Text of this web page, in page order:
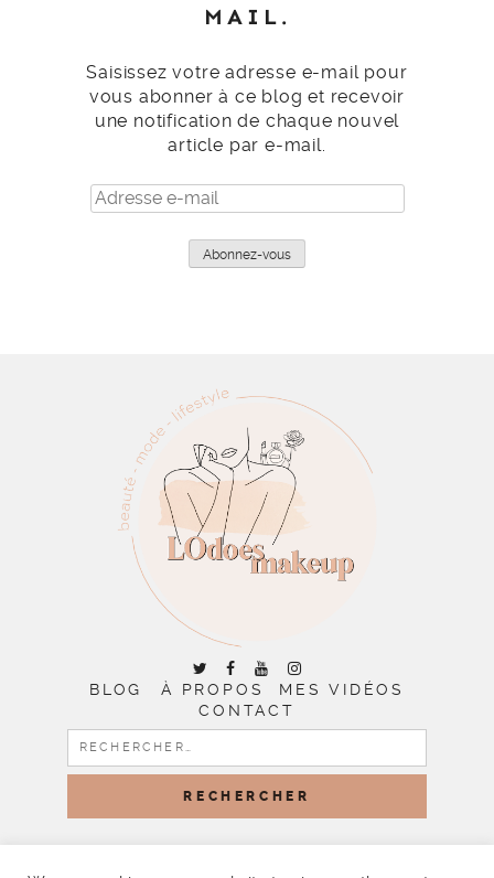
MAIL.
Saisissez votre adresse e-mail pour
vous abonner à ce blog et recevoir
une notification de chaque nouvel
article par e-mail.
Adresse
e-
Abonnez-vous
BLOG À PROPOS
MES VIDÉOS
CONTACT
RECHERCHER :